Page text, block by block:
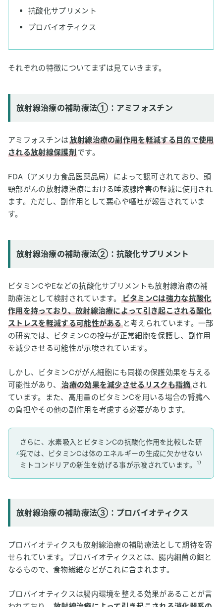
抗酸化サプリメント
プロバイオティクス
それぞれの特徴についてまずは見ていきます。
放射線治療の補助療法①：アミフォスチン
アミフォスチンは放射線治療の副作用を軽減する目的で使用
される放射線保護剤です。
FDA（アメリカ食品医薬品局）によって認可されており、頭
頸部がんの放射線治療における唾液腺障害の軽減に使用され
ます。ただし、副作用として悪心や嘔吐が報告されていま
す。
放射線治療の補助療法②：抗酸化サプリメント
ビタミンCやEなどの抗酸化サプリメントも放射線治療の補
助療法として検討されています。
ビタミンCは強力な抗酸化
作用を持っており、放射線治療によって引き起こされる酸化
ストレスを軽減する可能性があると考えられています。一部
の研究では、ビタミンCの投与が正常細胞を保護し、副作用
を減少させる可能性が示唆されています。
しかし、ビタミンCががん細胞にも同様の保護効果を与える
可能性があり、治療の効果を減少させるリスクも指摘され
ています。また、高用量のビタミンCを用いる場合の腎臓へ
の負担やその他の副作用を考慮する必要があります。
さらに、水素吸入とビタミンCの抗酸化作用を比較した研
究では、ビタミンCは体のエネルギーの生成に欠かせない
ミトコンドリアの新生を妨げる事が示唆されています。
1）
放射線治療の補助療法③：プロバイオティクス
プロバイオティクスも放射線治療の補助療法として期待を寄
せられています。プロバイオティクスとは、腸内細菌の餌と
なるもので、食物繊維などがこれに含まれます。
プロバイオティクスは腸内環境を整える効果があることが言